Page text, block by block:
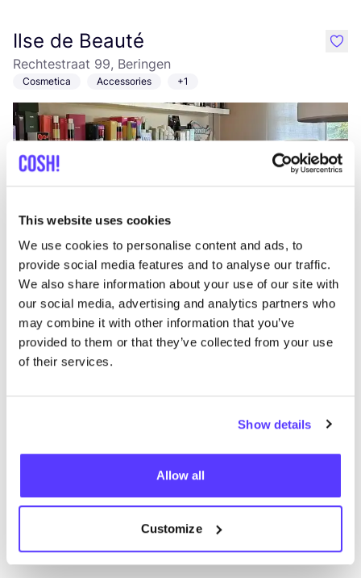
This website uses cookies
We use cookies to personalise content and ads, to
provide social media features and to analyse our traffic.
We also share information about your use of our site with
our social media, advertising and analytics partners who
may combine it with other information that you’ve
provided to them or that they’ve collected from your use
of their services.
Show details
Allow all
Customize
Ilse de Beauté
Rechtestraat 99, Beringen
Cosmetica Accessories +1
Aan route toevoegen Bezoek webshop
like
Fietsen Bellefroid
Waterleliestraat 8, Hasselt
Bike repair shop